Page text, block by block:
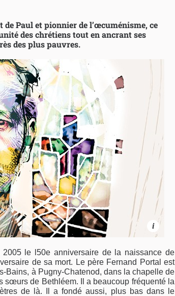
Paul et pionnier de l’œcuménisme, ce
des chrétiens tout en ancrant ses
des plus pauvres.
i
le l50e anniversaire de la naissance de
de sa mort. Le père Fernand Portal est
Bains, à Pugny-Chatenod, dans la chapelle de
sœurs de Bethléem. Il a beaucoup fréquenté la
de là. Il a fondé aussi, plus bas dans le